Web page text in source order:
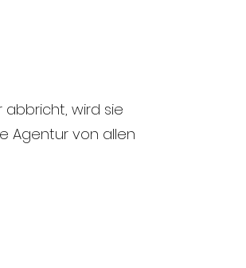
abbricht, wird sie
Agentur von allen